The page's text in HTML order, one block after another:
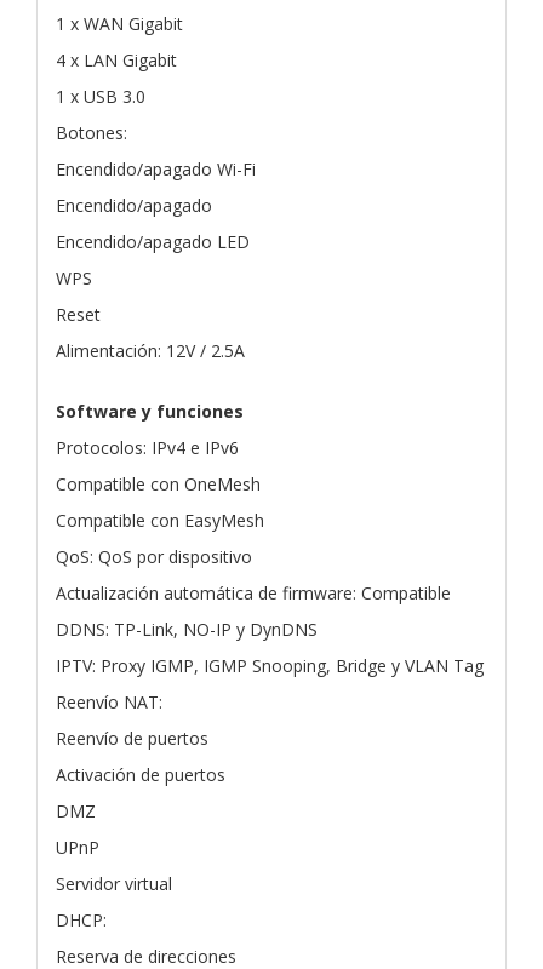
1 x WAN Gigabit
4 x LAN Gigabit
1 x USB 3.0
Botones:
Encendido/apagado Wi-Fi
Encendido/apagado
Encendido/apagado LED
WPS
Reset
Alimentación: 12V / 2.5A
Software y funciones
Protocolos: IPv4 e IPv6
Compatible con OneMesh
Compatible con EasyMesh
QoS: QoS por dispositivo
Actualización automática de firmware: Compatible
DDNS: TP-Link, NO-IP y DynDNS
IPTV: Proxy IGMP, IGMP Snooping, Bridge y VLAN Tag
Reenvío NAT:
Reenvío de puertos
Activación de puertos
DMZ
UPnP
Servidor virtual
DHCP:
Reserva de direcciones